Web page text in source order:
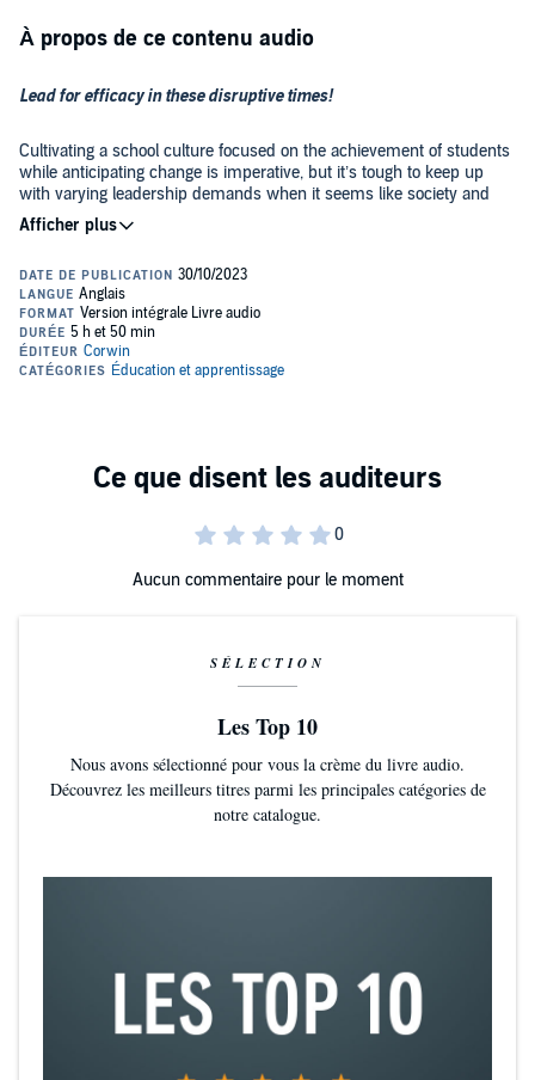
À propos de ce contenu audio
Lead for efficacy in these disruptive times!
Cultivating a school culture focused on the achievement of students
while anticipating change is imperative, but it’s tough to keep up
with varying leadership demands when it seems like society and
technology are constantly changing as well! Moving beyond the skills
and tools introduced in the first edition, this revamped second
New organization emphasizing the interconnectivity of the
Pillars of Digital Leadership
Innovative strategies and leadership practices that enhance
school culture and drive learning improvement
questions
Aucun commentaire pour le moment
SÉLECTION
Les Top 10
Nous avons sélectionné pour vous la crème du livre audio.
Découvrez les meilleurs titres parmi les principales catégories de
notre catalogue.